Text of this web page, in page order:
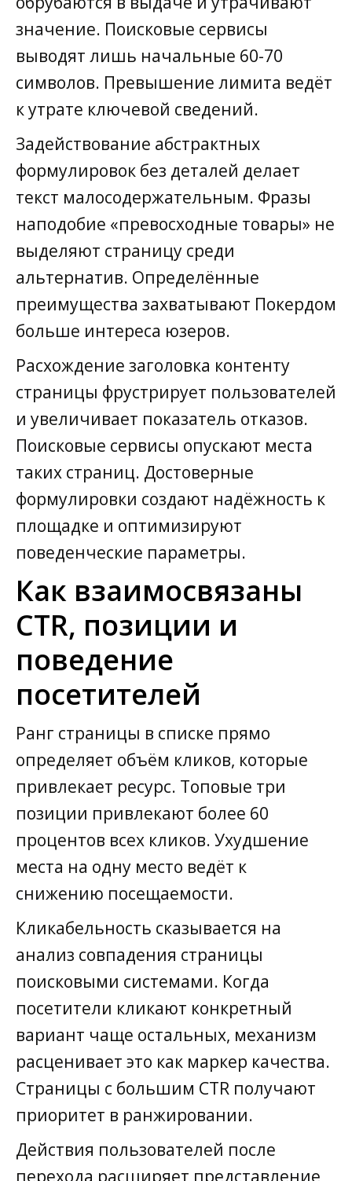
значение. Поисковые сервисы
выводят лишь начальные 60-70
символов. Превышение лимита ведёт
к утрате ключевой сведений.
Задействование абстрактных
формулировок без деталей делает
текст малосодержательным. Фразы
наподобие «превосходные товары» не
выделяют страницу среди
альтернатив. Определённые
преимущества захватывают Покердом
больше интереса юзеров.
Расхождение заголовка контенту
страницы фрустрирует пользователей
и увеличивает показатель отказов.
Поисковые сервисы опускают места
таких страниц. Достоверные
формулировки создают надёжность к
площадке и оптимизируют
поведенческие параметры.
Как взаимосвязаны
CTR, позиции и
поведение
посетителей
Ранг страницы в списке прямо
определяет объём кликов, которые
привлекает ресурс. Топовые три
позиции привлекают более 60
процентов всех кликов. Ухудшение
места на одну место ведёт к
снижению посещаемости.
Кликабельность сказывается на
анализ совпадения страницы
поисковыми системами. Когда
посетители кликают конкретный
вариант чаще остальных, механизм
расценивает это как маркер качества.
Страницы с большим CTR получают
приоритет в ранжировании.
Действия пользователей после
перехода расширяет представление